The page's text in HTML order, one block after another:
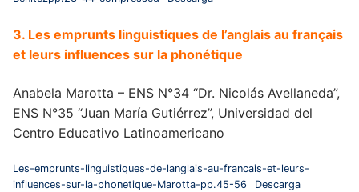
3. Les emprunts linguistiques de l’anglais au français
et leurs influences sur la phonétique
Anabela Marotta – ENS N°34 “Dr. Nicolás Avellaneda”,
ENS N°35 “Juan María Gutiérrez”, Universidad del
Centro Educativo Latinoamericano
Les-emprunts-linguistiques-de-langlais-au-francais-et-leurs-
influences-sur-la-phonetique-Marotta-pp.45-56
Descarga